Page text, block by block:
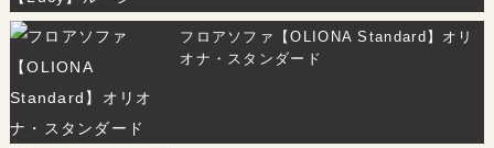
フロアソファ【OLIONA Standard】オリ
オナ・スタンダード